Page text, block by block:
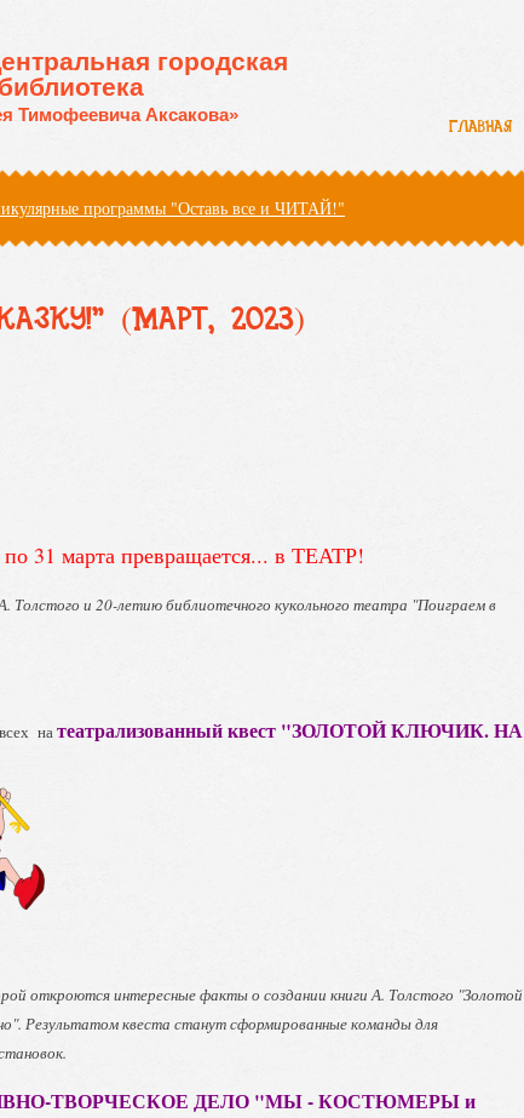
городская
Тимофеевича Аксакова»
ГЛАВНАЯ
программы "Оставь все и ЧИТАЙ!"
(МАРТ, 2023)
по 31 марта превращается... в ТЕАТР!
и 20-летию библиотечного кукольного театра "Поиграем в
натеатрализованный квест "ЗОЛОТОЙ КЛЮЧИК. НА
откроются интересные факты о создании книги А. Толстого "Золотой
Результатом квеста станут сформированные команды для
ТВОРЧЕСКОЕ ДЕЛО "МЫ - КОСТЮМЕРЫ и